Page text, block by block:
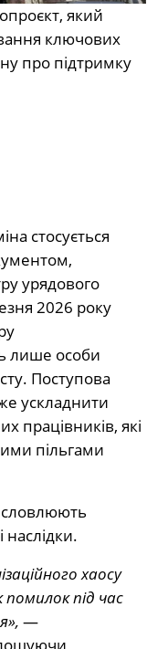
який
ключових
про підтримку
стосується
урядового
2026 року
лише особи
Поступова
ускладнити
працівників, які
пільгами
хаосу
помилок під час
—